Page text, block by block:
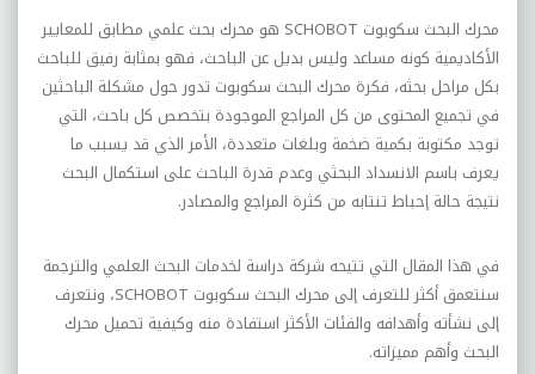
محرك البحث سكوبوت SCHOBOT هو محرك بحث علمي مطابق للمعايير
الأكاديمية كونه مساعد وليس بديل عن الباحث، فهو بمثابة رفيق للباحث
بكل مراحل بحثه، فكرة محرك البحث سكوبوت تدور حول مشكلة الباحثين
في تجميع المحتوى من كل المراجع الموجودة بتخصص كل باحث، التي
توجد مكتوبة بكمية ضخمة وبلغات متعددة، الأمر الذي قد يسبب ما
يعرف باسم الانسداد البحثي وعدم قدرة الباحث على استكمال البحث
نتيجة حالة إحباط تنتابه من كثرة المراجع والمصادر.
في هذا المقال التي تتيحه شركة دراسة لخدمات البحث العلمي والترجمة
سنتعمق أكثر للتعرف إلى محرك البحث سكوبوت SCHOBOT، ونتعرف
إلى نشأته وأهدافه والفئات الأكثر استفادة منه وكيفية تحميل محرك
البحث وأهم مميزاته.